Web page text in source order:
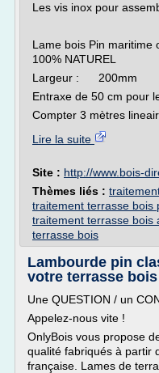
Les vis inox pour
Lame bois Pin maritime
100% NATUREL
Largeur : 200mm
Entraxe de 50 cm pour
Compter 3 mètres
Lire la suite
Site : http://www.bois-
Thèmes liés :
traitement terrasse bois
traitement terrasse bois
terrasse bois
Lambourde pin
votre terrasse bois
Une QUESTION / un
Appelez-nous vite !
OnlyBois vous propose
qualité fabriqués à partir
française. Lames de